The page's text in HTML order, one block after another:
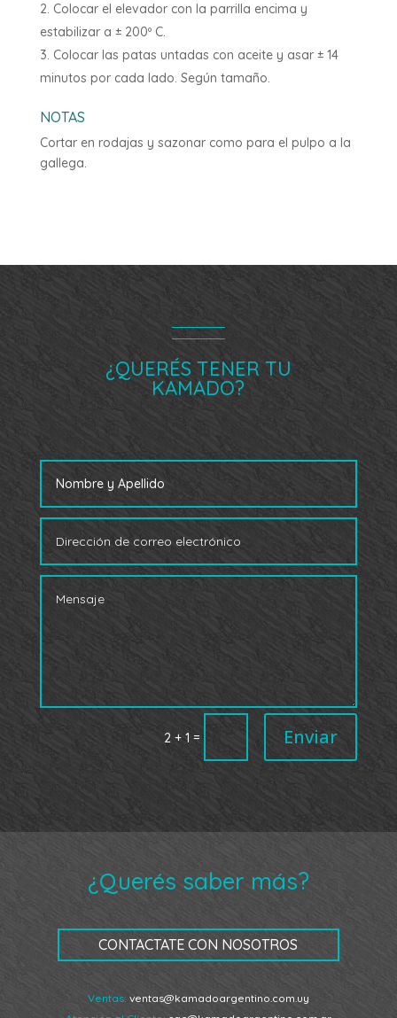
Colocar el elevador con la parrilla encima y
estabilizar a ± 200º C.
Colocar las patas untadas con aceite y asar ± 14
minutos por cada lado. Según tamaño.
NOTAS
Cortar en rodajas y sazonar como para el pulpo a la
gallega.
¿QUERÉS TENER TU
KAMADO?
2 + 1 = Enviar
¿Querés saber más?
CONTACTATE CON NOSOTROS
Ventas: ventas@kamadoargentino.com.uy